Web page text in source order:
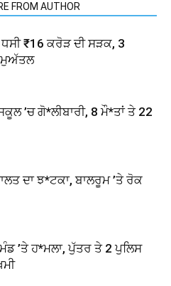
FROM AUTHOR
ਧਸੀ ₹16 ਕਰੋੜ ਦੀ ਸੜਕ, 3
ਮੁਅੱਤਲ
’ਚ ਗੋ*ਲੀਬਾਰੀ, 8 ਮੌ*ਤਾਂ ਤੇ 22
ਦਾ ਝ*ਟਕਾ, ਬਾਲਰੂਮ ’ਤੇ ਰੋਕ
’ਤੇ ਹ*ਮਲਾ, ਪੁੱਤਰ ਤੇ 2 ਪੁਲਿਸ